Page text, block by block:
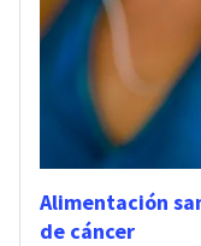
Alimentación
de cáncer